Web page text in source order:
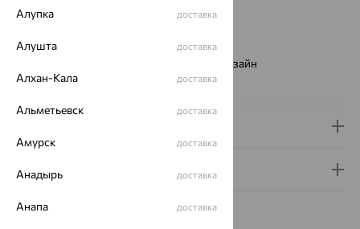
Цвет металла:
Страна происхождения:
РОССИЯ
Европейский дизайн
Вес металла:
Гарантия и возврат
Алупка доставка
Алушта доставка
Алхан-Кала доставка
Альметьевск доставка
Амурск доставка
Анадырь доставка
Анапа доставка